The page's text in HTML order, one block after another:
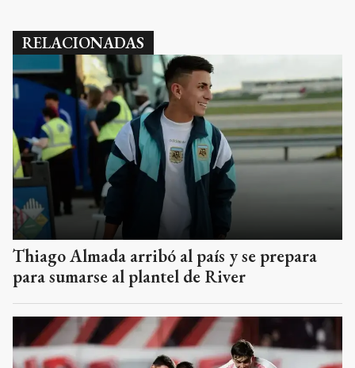
RELACIONADAS
Thiago Almada arribó al país y se prepara
para sumarse al plantel de River